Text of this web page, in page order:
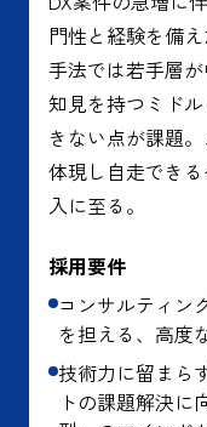
門性と経験を備
手法では若手層
知見を持つミド
きない点が課題
体現し自走でき
入に至る。
採用要件
コンサルティン
を担える、高度
技術力に留まら
トの課題解決